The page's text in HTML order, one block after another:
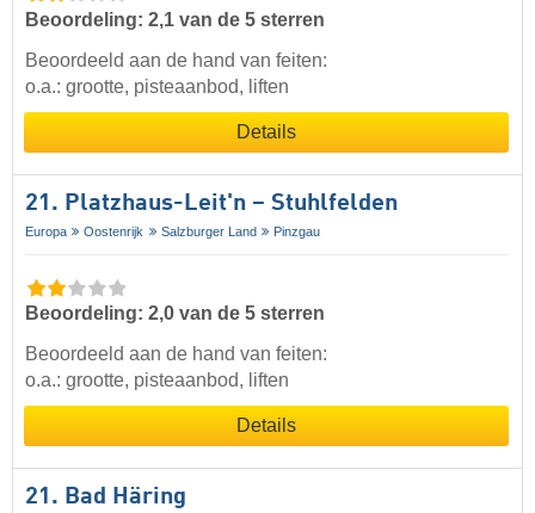
Beoordeling: 2,1 van de 5 sterren
Beoordeeld aan de hand van feiten:
o.a.: grootte, pisteaanbod, liften
Details
21. Platzhaus-Leit'n – Stuhlfelden
Europa Oostenrijk Salzburger Land Pinzgau
Beoordeling: 2,0 van de 5 sterren
Beoordeeld aan de hand van feiten:
o.a.: grootte, pisteaanbod, liften
Details
21. Bad Häring